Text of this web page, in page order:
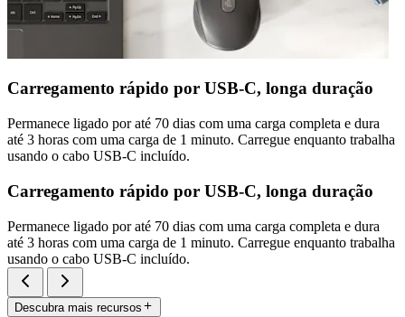
Carregamento rápido por USB-C, longa duração
Permanece ligado por até 70 dias com uma carga completa e dura
até 3 horas com uma carga de 1 minuto. Carregue enquanto trabalha
usando o cabo USB-C incluído.
Carregamento rápido por USB-C, longa duração
Permanece ligado por até 70 dias com uma carga completa e dura
até 3 horas com uma carga de 1 minuto. Carregue enquanto trabalha
usando o cabo USB-C incluído.
Descubra mais recursos